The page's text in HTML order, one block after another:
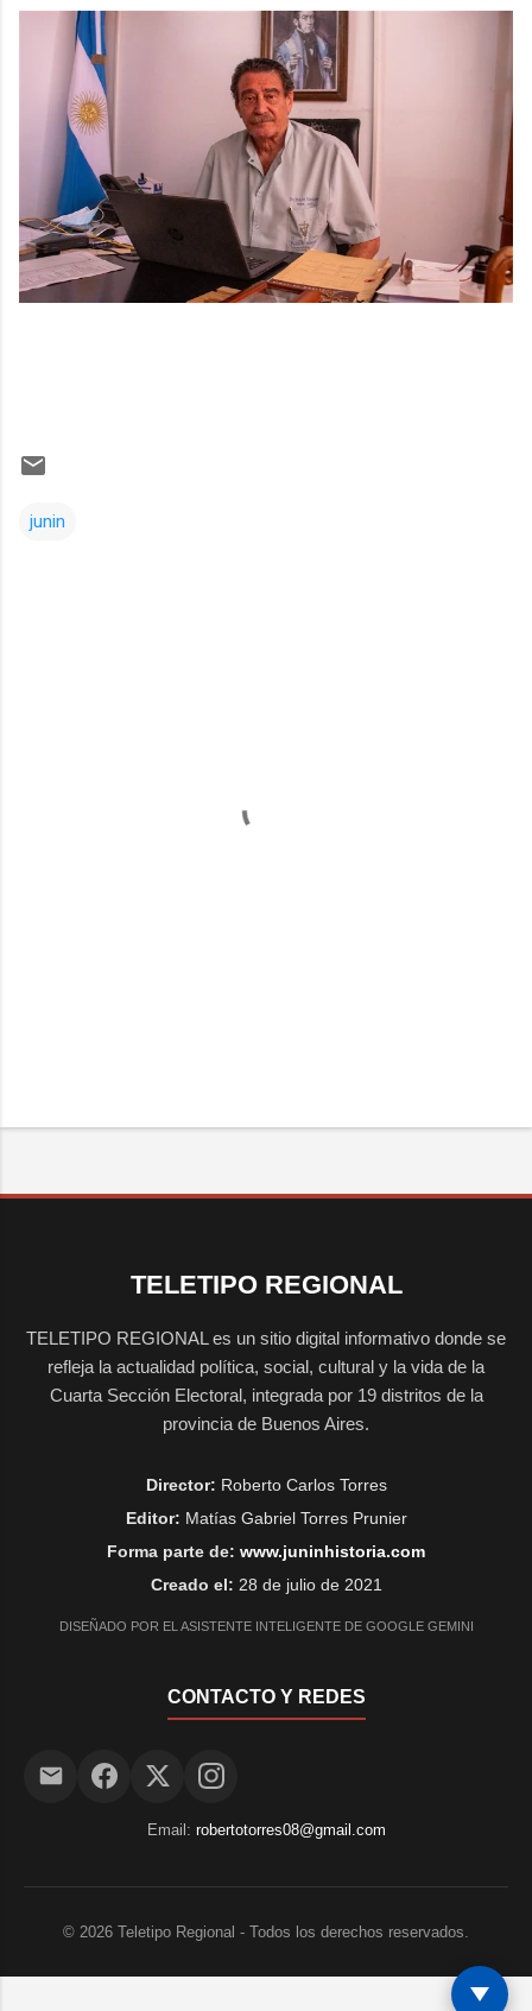
junin
TELETIPO REGIONAL
TELETIPO REGIONAL es un sitio digital informativo donde se
refleja la actualidad política, social, cultural y la vida de la
Cuarta Sección Electoral, integrada por 19 distritos de la
provincia de Buenos Aires.
Director: Roberto Carlos Torres
Editor: Matías Gabriel Torres Prunier
Forma parte de: www.juninhistoria.com
Creado el: 28 de julio de 2021
DISEÑADO POR EL ASISTENTE INTELIGENTE DE GOOGLE GEMINI
CONTACTO Y REDES
Email: robertotorres08@gmail.com
© 2026 Teletipo Regional - Todos los derechos reservados.